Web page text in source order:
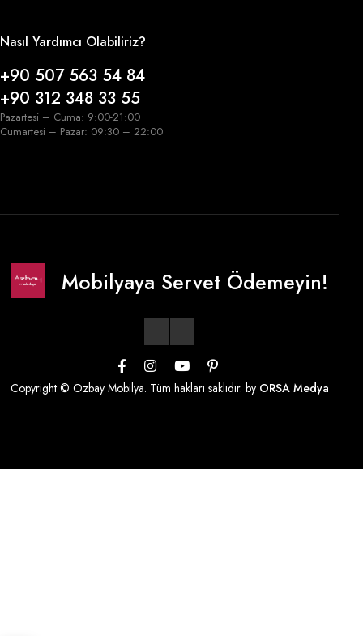
Nasıl Yardımcı Olabiliriz?
+90 507 563 54 84
+90 312 348 33 55
Pazartesi – Cuma: 9:00-21:00
Cumartesi – Pazar: 09:30 – 22:00
Mobilyaya Servet Ödemeyin!
Copyright © Özbay Mobilya. Tüm hakları saklıdır. by ORSA Medya